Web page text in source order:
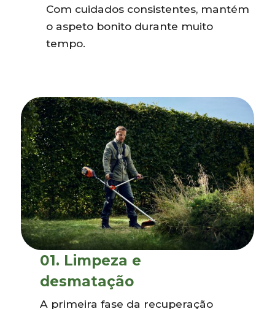
Com cuidados consistentes, mantém
o aspeto bonito durante muito
tempo.
01. Limpeza e
desmatação
A primeira fase da recuperação